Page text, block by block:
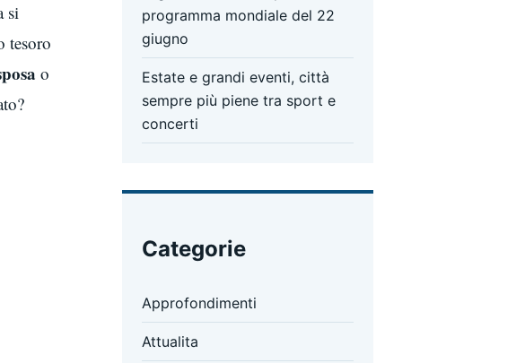
si
tesoro
o
programma mondiale del 22
giugno
Estate e grandi eventi, città
sempre più piene tra sport e
concerti
Categorie
Approfondimenti
Attualita